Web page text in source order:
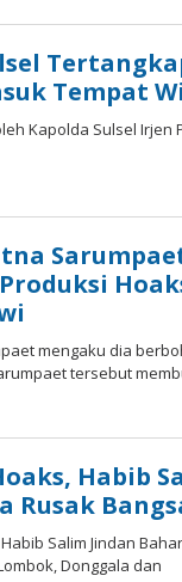
Tempat
Kapolda Sulsel
mengaku dia
tersebut
Habib
Rusak
Habib Salim Jindan
Donggala dan